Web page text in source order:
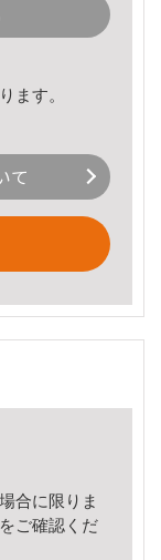
ます。
て
合に限りま
をご確認くだ